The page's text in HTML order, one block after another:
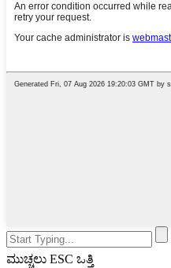
ಮುಚ್ಚಲು ESC ಒತ್ತಿ